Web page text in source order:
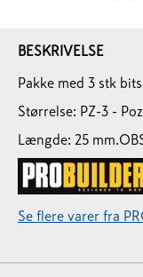
BESKRIVELSE
Pakke med 3 stk bits
Størrelse: PZ-3 -
Længde: 25 mm.
Se flere varer fra